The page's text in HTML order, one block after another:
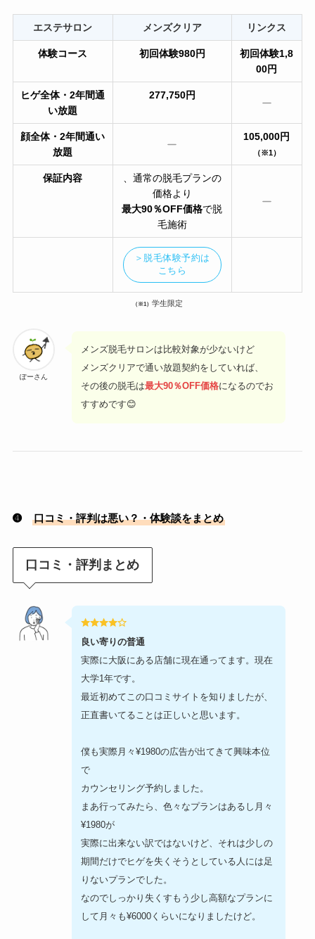
エステサロン メンズクリア リンクス
体験コース 初回体験980円
初回体験1,8
00円
ヒゲ全体・2年間通
い放題
277,750円
顔全体・2年間通い
放題
105,000円
（※1）
保証内容
、通常の脱毛プランの
価格より
最大90％OFF価格で脱
毛施術
＞脱毛体験予約は
こちら
（※1） 学生限定
ぽーさん
メンズ脱毛サロンは比較対象が少ないけど
メンズクリアで通い放題契約をしていれば、
その後の脱毛は最大90％OFF価格になるのでお
すすめです😊
➍ 口コミ・評判は悪い？・体験談をまとめ
口コミ・評判まとめ
良い寄りの普通
実際に大阪にある店舗に現在通ってます。現在
大学1年です。
最近初めてこの口コミサイトを知りましたが、
正直書いてることは正しいと思います。
僕も実際月々¥1980の広告が出てきて興味本位
で
カウンセリング予約しました。
まあ行ってみたら、色々なプランはあるし月々
¥1980が
実際に出来ない訳ではないけど、それは少しの
期間だけでヒゲを失くそうとしている人には足
りないプランでした。
なのでしっかり失くすもう少し高額なプランに
して月々も¥6000くらいになりましたけど。